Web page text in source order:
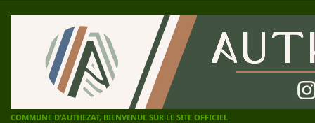
COMMUNE D'AUTHEZAT, BIENVENUE SUR LE SITE OFFICIEL